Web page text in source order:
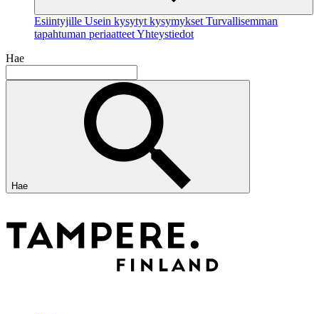
Esiintyjille Usein kysytyt kysymykset Turvallisemman
tapahtuman periaatteetYhteystiedot
Hae
Hae